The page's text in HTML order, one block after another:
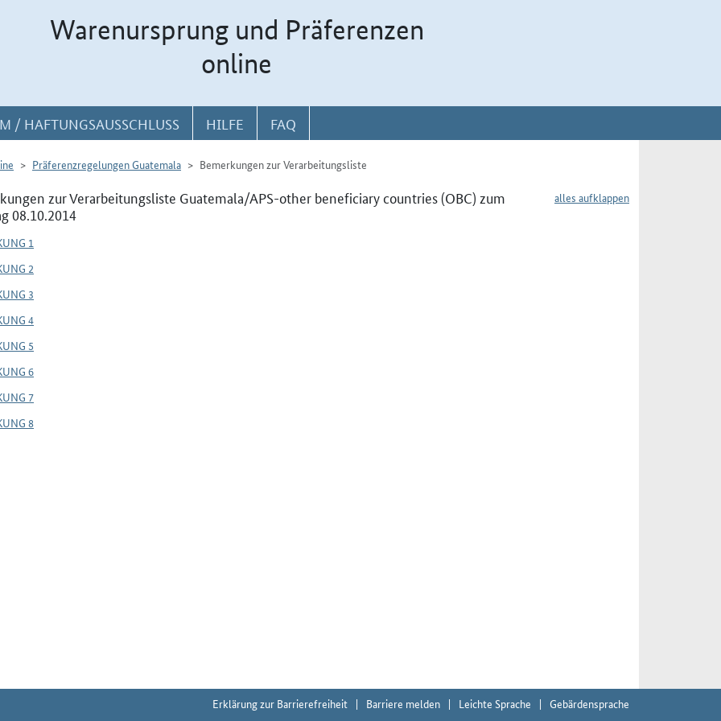
Warenursprung und Präferenzen
online
/ HAFTUNGSAUSSCHLUSS HILFE FAQ
Präferenzregelungen Guatemala Bemerkungen zur Verarbeitungsliste
alles aufklappen
zur Verarbeitungsliste Guatemala/APS-other beneficiary countries (OBC) zum
08.10.2014
1
2
3
4
5
6
7
8
Erklärung zur Barrierefreiheit Barriere melden Leichte Sprache Gebärdensprache